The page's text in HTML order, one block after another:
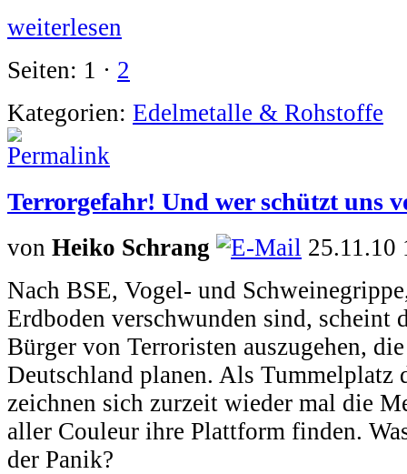
weiterlesen
Seiten: 1 · 2
Kategorien: Edelmetalle & Rohstoffe
Terrorgefahr! Und wer schützt uns
von Heiko Schrang
25.11.10
Nach BSE, Vogel- und
Erdboden verschwunden sind, scheint
Bürger von Terroristen auszugehen,
Deutschland planen. Als Tummelplatz
zeichnen sich zurzeit wieder mal die
aller Couleur ihre Plattform finden.
der Panik?